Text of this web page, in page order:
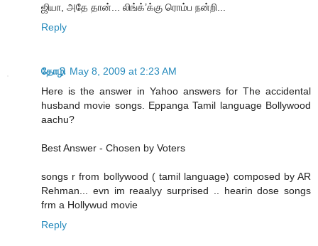
ஜியா, அதே தான்... லிங்க்’க்கு ரொம்ப நன்றி...
Reply
தோழி May 8, 2009 at 2:23 AM
Here is the answer in Yahoo answers for The accidental
husband movie songs. Eppanga Tamil language Bollywood
aachu?
Best Answer - Chosen by Voters
songs r from bollywood ( tamil language) composed by AR
Rehman... evn im reaalyy surprised .. hearin dose songs
frm a Hollywud movie
Reply